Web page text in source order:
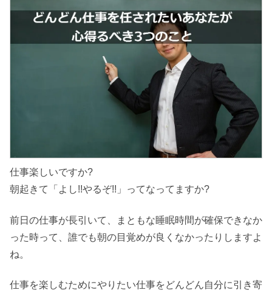
仕事楽しいですか?
朝起きて「よし!!やるぞ!!」ってなってますか?
前日の仕事が長引いて、まともな睡眠時間が確保できなか
った時って、誰でも朝の目覚めが良くなかったりしますよ
ね。
仕事を楽しむためにやりたい仕事をどんどん自分に引き寄